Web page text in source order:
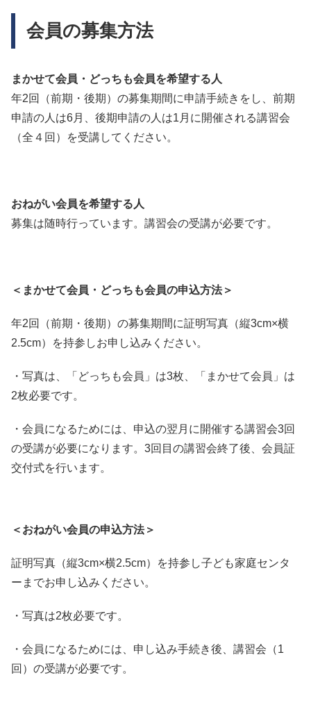
会員の募集方法
まかせて会員・どっちも会員を希望する人
年2回（前期・後期）の募集期間に申請手続きをし、前期
申請の人は6月、後期申請の人は1月に開催される講習会
（全４回）を受講してください。
おねがい会員を希望する人
募集は随時行っています。講習会の受講が必要です。
＜まかせて会員・どっちも会員の申込方法＞
年2回（前期・後期）の募集期間に証明写真（縦3cm×横
2.5cm）を持参しお申し込みください。
・写真は、「どっちも会員」は3枚、「まかせて会員」は
2枚必要です。
・会員になるためには、申込の翌月に開催する講習会3回
の受講が必要になります。3回目の講習会終了後、会員証
交付式を行います。
＜おねがい会員の申込方法＞
証明写真（縦3cm×横2.5cm）を持参し子ども家庭センタ
ーまでお申し込みください。
・写真は2枚必要です。
・会員になるためには、申し込み手続き後、講習会（1
回）の受講が必要です。